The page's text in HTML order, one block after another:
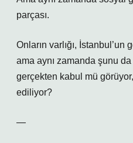
parçası.
Onların varlığı,
ama aynı zamanda şunu
gerçekten kabul mü
ediliyor?
—